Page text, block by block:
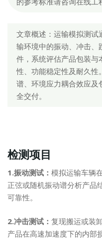
文章概述：运输模拟测试
输环境中的振动、冲击、
件，系统评估产品包装
性、功能稳定性及耐久性
谱、环境应力耦合效应及
全交付。
检测项目
1.振动测试： 模拟运输车辆
正弦或随机振动谱分析产品
可靠性。
2.冲击测试： 复现搬运或装
产品在高速加速度下的内部